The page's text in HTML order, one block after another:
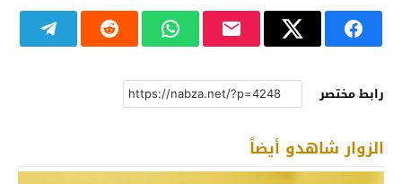
رابط مختصر
الزوار شاهدو أيضاً